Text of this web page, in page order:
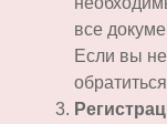
все
Если вы